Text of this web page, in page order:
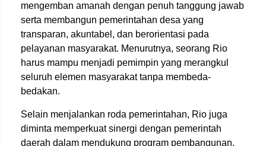
mengemban amanah dengan penuh tanggung jawab
serta membangun pemerintahan desa yang
transparan, akuntabel, dan berorientasi pada
pelayanan masyarakat. Menurutnya, seorang Rio
harus mampu menjadi pemimpin yang merangkul
seluruh elemen masyarakat tanpa membeda-
bedakan.
Selain menjalankan roda pemerintahan, Rio juga
diminta memperkuat sinergi dengan pemerintah
daerah dalam mendukung program pembangunan,